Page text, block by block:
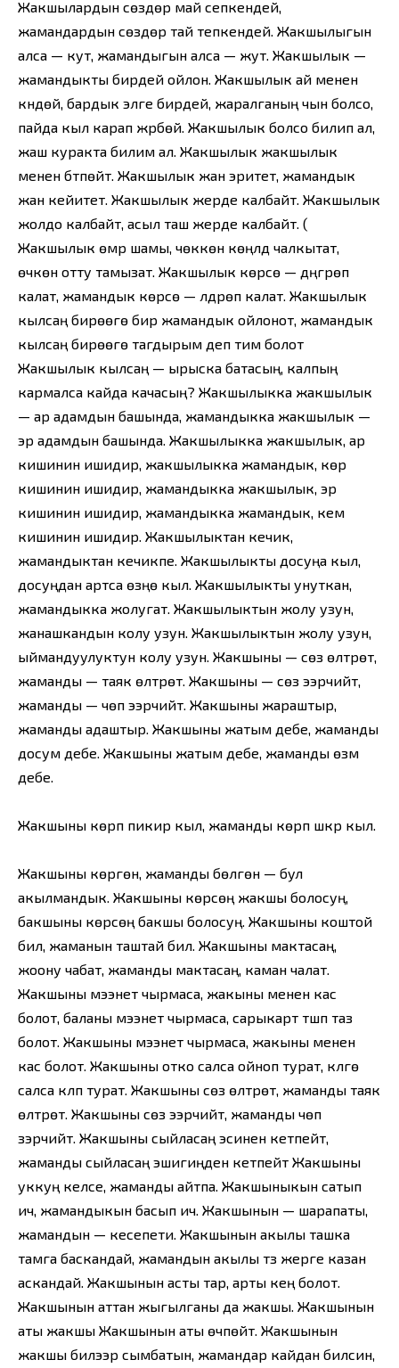
Жакшылардын сөздөрү май сепкендей,
жамандардын сөздөрү тай тепкендей. Жакшылыгын
алса — кут, жамандыгын алса — жут. Жакшылык —
жамандыкты бирдей ойлон. Жакшылык ай менен
күндөй, бардык элге бирдей, жаралганың чын болсо,
пайда кыл карап жүрбөй. Жакшылык болсо билип ал,
жаш куракта билим ал. Жакшылык жакшылык
менен бүтпөйт. Жакшылык жан эритет, жамандык
жан кейитет. Жакшылык жерде калбайт. Жакшылык
жолдо калбайт, асыл таш жерде калбайт. (
Жакшылык өмүр шамы, чөккөн көңүлдү чалкытат,
өчкөн отту тамызат. Жакшылык көрсө — дүңгүрөп
калат, жамандык көрсө — үлдүрөп калат. Жакшылык
кылсаң бирөөгө бир жамандык ойлонот, жамандык
кылсаң бирөөгө тагдырым деп тим болот
Жакшылык кылсаң — ырыска батасың, калпың
кармалса кайда качасың? Жакшылыкка жакшылык
— ар адамдын башында, жамандыкка жакшылык —
эр адамдын башында. Жакшылыкка жакшылык, ар
кишинин ишидир, жакшылыкка жамандык, көр
кишинин ишидир, жамандыкка жакшылык, эр
кишинин ишидир, жамандыкка жамандык, кем
кишинин ишидир. Жакшылыктан кечик,
жамандыктан кечикпе. Жакшылыкты досуңа кыл,
досуңдан артса өзүңө кыл. Жакшылыкты унуткан,
жамандыкка жолугат. Жакшылыктын жолу узун,
жанашкандын колу узун. Жакшылыктын жолу узун,
ыймандуулуктун колу узун. Жакшыны — сөз өлтүрөт,
жаманды — таяк өлтүрөт. Жакшыны — сөз ээрчийт,
жаманды — чөп ээрчийт. Жакшыны жараштыр,
жаманды адаштыр. Жакшыны жатым дебе, жаманды
досум дебе. Жакшыны жатым дебе, жаманды өзүм
дебе.
Жакшыны көрүп пикир кыл, жаманды көрүп шүкүр кыл.
Жакшыны көргөн, жаманды бөлгөн — бул
акылмандык. Жакшыны көрсөң жакшы болосуң,
бакшыны көрсөң бакшы болосуң. Жакшыны коштой
бил, жаманын таштай бил. Жакшыны мактасаң,
жоону чабат, жаманды мактасаң, каман чалат.
Жакшыны мээнет чырмаса, жакыны менен кас
болот, баланы мээнет чырмаса, сарыкарт түшүп таз
болот. Жакшыны мээнет чырмаса, жакыны менен
кас болот. Жакшыны отко салса ойноп турат, күлгө
салса күлүп турат. Жакшыны сөз өлтүрөт, жаманды таяк
өлтүрөт. Жакшыны сөз ээрчийт, жаманды чөп
зэрчийт. Жакшыны сыйласаң эсинен кетпейт,
жаманды сыйласаң эшигиңден кетпейт Жакшыны
уккуң келсе, жаманды айтпа. Жакшыныкын сатып
ич, жамандыкын басып ич. Жакшынын — шарапаты,
жамандын — кесепети. Жакшынын акылы ташка
тамга баскандай, жамандын акылы түз жерге казан
аскандай. Жакшынын асты тар, арты кең болот.
Жакшынын аттан жыгылганы да жакшы. Жакшынын
аты жакшы Жакшынын аты өчпөйт. Жакшынын
жакшы билээр сымбатын, жамандар кайдан билсин,